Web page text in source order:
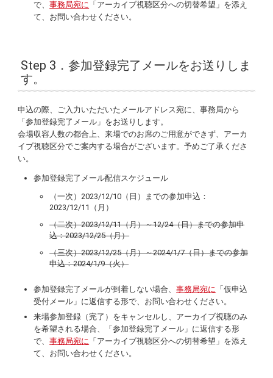
で、事務局宛に 「アーカイブ視聴区分への切替希望」を添え
て、お問い合わせください。
Step 3．参加登録完了メールをお送りしま
す。
申込の際、ご入力いただいたメールアドレス宛に、事務局から
「参加登録完了メール」をお送りします。
会場収容人数の都合上、来場でのお席のご用意ができず、アーカ
イブ視聴区分でご案内する場合がございます。予めご了承くださ
い。
参加登録完了メール配信スケジュール
（一次）2023/12/10（日）​までの参加申込：
2023/12/11（月）
（二次）2023/12/11（月）～12/24（日）までの参加申
込：2023/12/25（月）​
（三次）2023/12/25（月）～2024/1/7（日）までの参加
申込：2024/1/9（火）​
参加登録完了​​​​​​メールが到着しない場合、事務局宛に 「仮申込
受付メール」に返信する形で、お問い合わせください。
来場参加登録（完了）をキャンセルし、アーカイブ視聴のみ
を希望される場合、「参加登録完了メール」に返信する形
で、事務局宛に 「アーカイブ視聴区分への切替希望」を添え
て、お問い合わせください。